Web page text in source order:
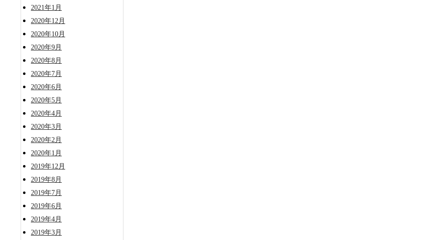
2021年1月
2020年12月
2020年10月
2020年9月
2020年8月
2020年7月
2020年6月
2020年5月
2020年4月
2020年3月
2020年2月
2020年1月
2019年12月
2019年8月
2019年7月
2019年6月
2019年4月
2019年3月